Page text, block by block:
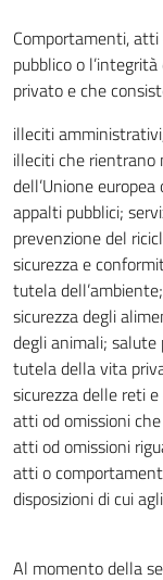
Comportamenti, atti
pubblico o
privato e che
illeciti
illeciti che rientrano
dell’Unione
appalti pubblici;
prevenzione del
sicurezza e
tutela
sicurezza degli
degli animali; salute
tutela della vita
sicurezza delle reti
atti od omissioni
atti od omissioni
atti o
disposizioni di cui
Al momento della